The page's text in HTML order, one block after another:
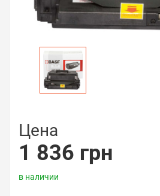
Цена
1 836 грн
в наличии